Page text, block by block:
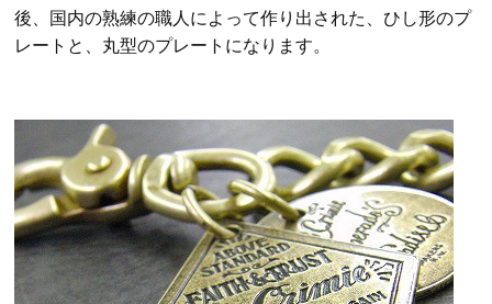
後、国内の熟練の職人によって作り出された、ひし形のプ
レートと、丸型のプレートになります。